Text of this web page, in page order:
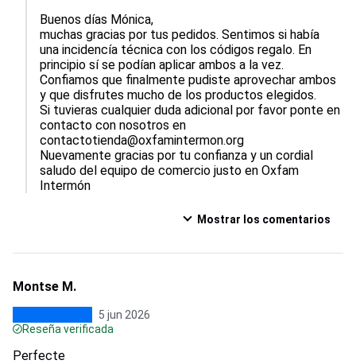
Buenos días Mónica,
muchas gracias por tus pedidos. Sentimos si había
una incidencía técnica con los códigos regalo. En
principio sí se podían aplicar ambos a la vez.
Confiamos que finalmente pudiste aprovechar ambos
y que disfrutes mucho de los productos elegidos.
Si tuvieras cualquier duda adicional por favor ponte en
contacto con nosotros en
contactotienda@oxfamintermon.org
Nuevamente gracias por tu confianza y un cordial
saludo del equipo de comercio justo en Oxfam
Intermón
Mostrar los comentarios
Montse M.
5 jun 2026
Reseña verificada
Perfecte